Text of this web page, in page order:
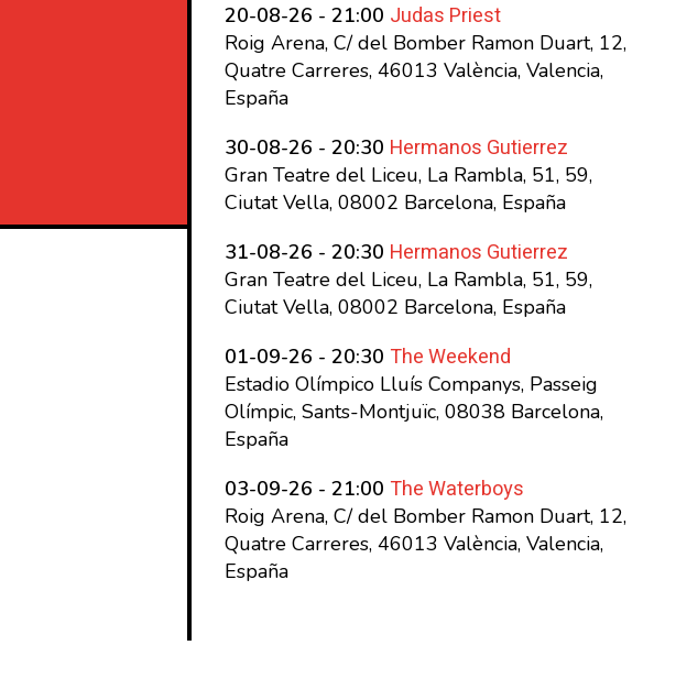
20-08-26 - 21:00 Judas Priest
Roig Arena, C/ del Bomber Ramon Duart, 12,
Quatre Carreres, 46013 València, Valencia,
España
30-08-26 - 20:30 Hermanos Gutierrez
Gran Teatre del Liceu, La Rambla, 51, 59,
Ciutat Vella, 08002 Barcelona, España
31-08-26 - 20:30 Hermanos Gutierrez
Gran Teatre del Liceu, La Rambla, 51, 59,
Ciutat Vella, 08002 Barcelona, España
01-09-26 - 20:30 The Weekend
Estadio Olímpico Lluís Companys, Passeig
Olímpic, Sants-Montjuïc, 08038 Barcelona,
España
03-09-26 - 21:00 The Waterboys
Roig Arena, C/ del Bomber Ramon Duart, 12,
Quatre Carreres, 46013 València, Valencia,
España